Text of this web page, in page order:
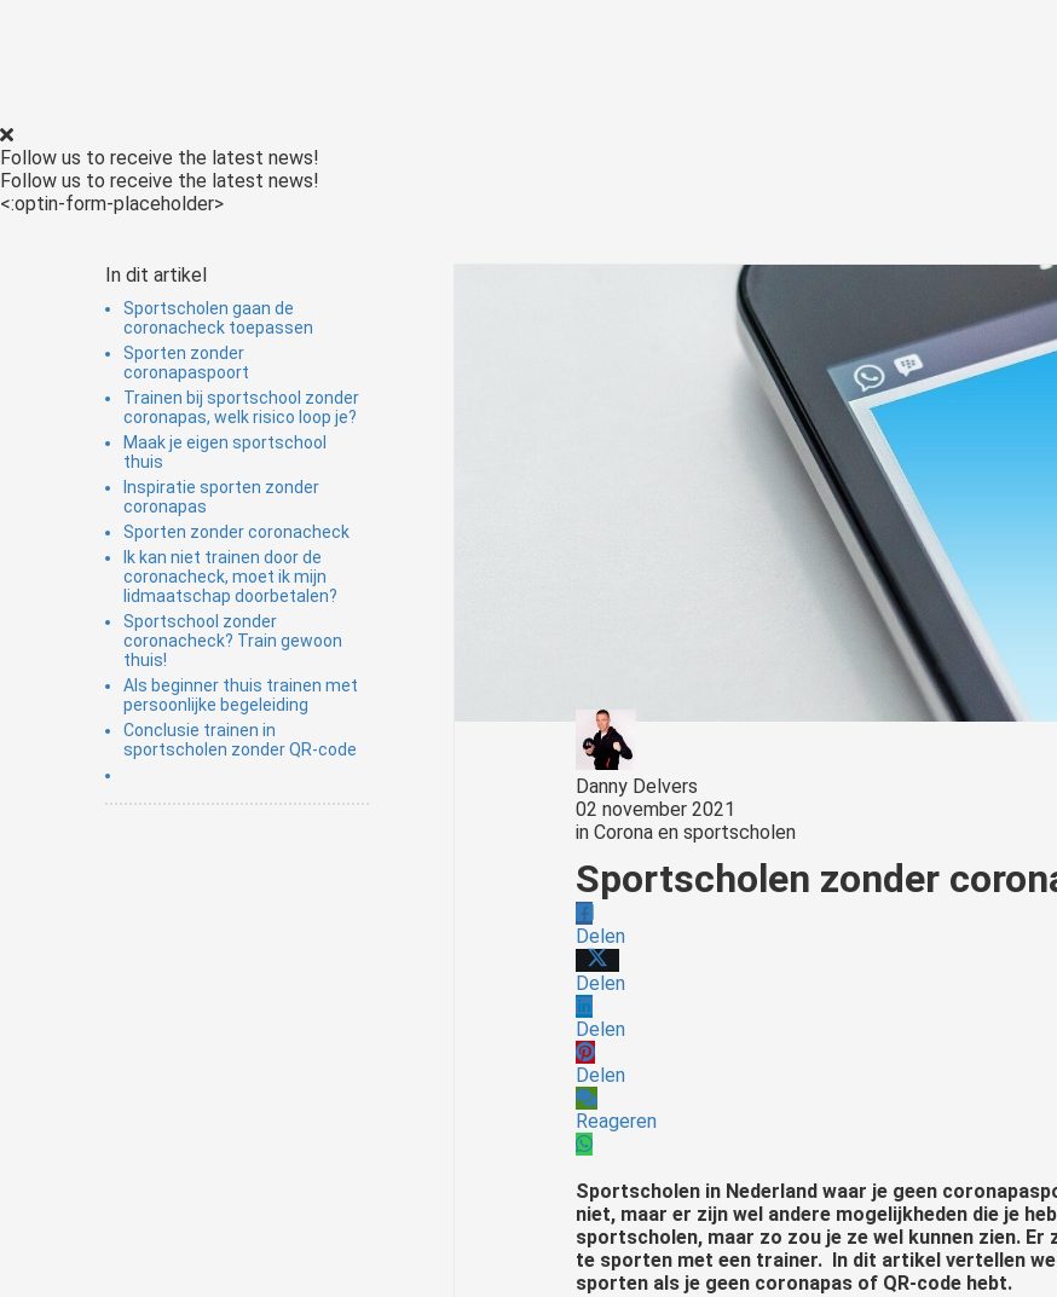
Follow us to receive the latest news!
Follow us to receive the latest news!
<:optin-form-placeholder>
In dit artikel
Sportscholen gaan de
coronacheck toepassen
Sporten zonder
coronapaspoort
Trainen bij sportschool zonder
coronapas, welk risico loop je?
Maak je eigen sportschool
thuis
Inspiratie sporten zonder
coronapas
Sporten zonder coronacheck
Ik kan niet trainen door de
coronacheck, moet ik mijn
lidmaatschap doorbetalen?
Sportschool zonder
coronacheck? Train gewoon
thuis!
Als beginner thuis trainen met
persoonlijke begeleiding
Conclusie trainen in
sportscholen zonder QR-code
Danny Delvers
02 november 2021
in Corona en sportscholen
Sportscholen zonder
Delen
Delen
Delen
Delen
Reageren
Sportscholen in Nederland waar je geen
niet, maar er zijn wel andere mogelijkheden die je
sportscholen, maar zo zou je ze wel kunnen zien.
te sporten met een trainer. In dit artikel vertellen
sporten als je geen coronapas of QR-code hebt.